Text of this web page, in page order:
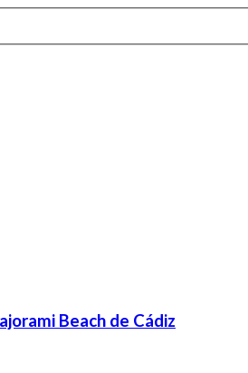
Beach de Cádiz